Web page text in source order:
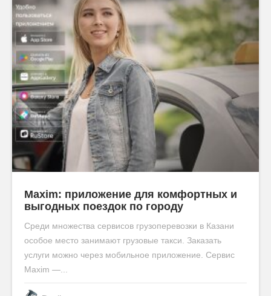
Maxim: приложение для комфортных и
выгодных поездок по городу
Среди множества сервисов грузоперевозки в Казани
особое место занимают грузовые такси. Заказать
услуги можно через мобильное приложение. Сервис
Maxim —...